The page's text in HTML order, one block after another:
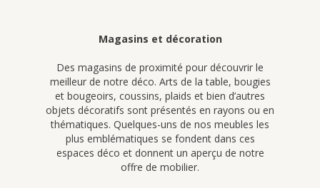
Magasins et décoration
Des magasins de proximité pour découvrir le
meilleur de notre déco. Arts de la table, bougies
et bougeoirs, coussins, plaids et bien d’autres
objets décoratifs sont présentés en rayons ou en
thématiques. Quelques-uns de nos meubles les
plus emblématiques se fondent dans ces
espaces déco et donnent un aperçu de notre
offre de mobilier.